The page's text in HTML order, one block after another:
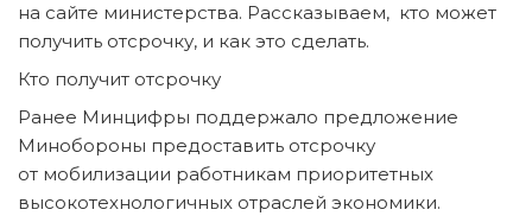
на сайте министерства. Рассказываем, кто может
получить отсрочку, и как это сделать.
Кто получит отсрочку
Ранее Минцифры поддержало предложение
Минобороны предоставить отсрочку
от мобилизации работникам приоритетных
высокотехнологичных отраслей экономики.